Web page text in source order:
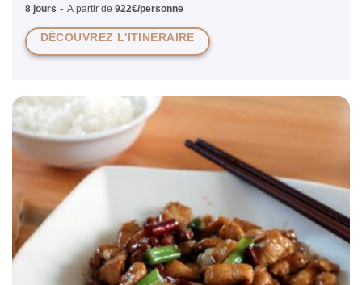
8 jours - A partir de 922€/personne
DÉCOUVREZ L'ITINÉRAIRE